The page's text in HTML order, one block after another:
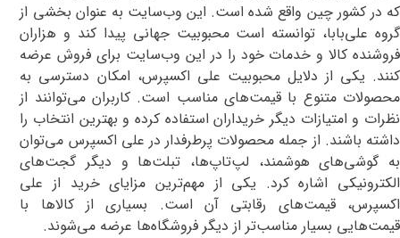
که در کشور چین واقع شده است. این وب‌سایت به عنوان بخشی از
گروه علی‌بابا، توانسته است محبوبیت جهانی پیدا کند و هزاران
فروشنده کالا و خدمات خود را در این وب‌سایت برای فروش عرضه
کنند. یکی از دلایل محبوبیت علی اکسپرس، امکان دسترسی به
محصولات متنوع با قیمت‌های مناسب است. کاربران می‌توانند از
نظرات و امتیازات دیگر خریداران استفاده کرده و بهترین انتخاب را
داشته باشند. از جمله محصولات پرطرفدار در علی اکسپرس می‌توان
به گوشی‌های هوشمند، لپ‌تاپ‌ها، تبلت‌ها و دیگر گجت‌های
الکترونیکی اشاره کرد. یکی از مهم‌ترین مزایای خرید از علی
اکسپرس، قیمت‌های رقابتی آن است. بسیاری از کالاها با
قیمت‌هایی بسیار مناسب‌تر از دیگر فروشگاه‌ها عرضه می‌شوند.